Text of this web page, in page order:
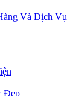
Và Dịch Vụ
Đẹp